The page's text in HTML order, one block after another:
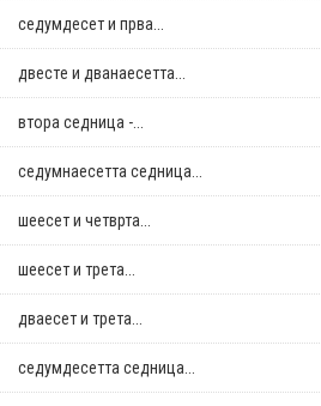
седумдесет и прва...
двестe и дванаесетта...
втора седница -...
седумнаесетта седница...
шеесет и четврта...
шеесет и трета...
дваесет и трета...
седумдесетта седница...